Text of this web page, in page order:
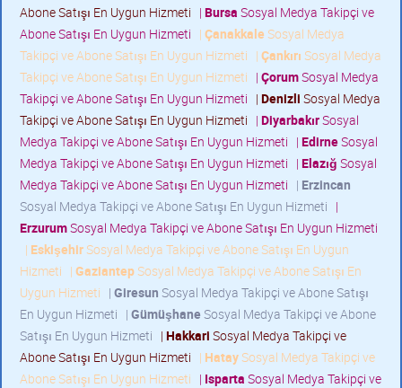
Abone Satışı En Uygun Hizmeti | Bursa Sosyal Medya Takipçi ve
Abone Satışı En Uygun Hizmeti | Çanakkale Sosyal Medya
Takipçi ve Abone Satışı En Uygun Hizmeti | Çankırı Sosyal Medya
Takipçi ve Abone Satışı En Uygun Hizmeti | ÇorumSosyal Medya
Takipçi ve Abone Satışı En Uygun Hizmeti | Denizli Sosyal Medya
Takipçi ve Abone Satışı En Uygun Hizmeti | DiyarbakırSosyal
Medya Takipçi ve Abone Satışı En Uygun Hizmeti | EdirneSosyal
Medya Takipçi ve Abone Satışı En Uygun Hizmeti | Elazığ Sosyal
Medya Takipçi ve Abone Satışı En Uygun Hizmeti | Erzincan
Sosyal Medya Takipçi ve Abone Satışı En Uygun Hizmeti |
ErzurumSosyal Medya Takipçi ve Abone Satışı En Uygun Hizmeti
| EskişehirSosyal Medya Takipçi ve Abone Satışı En Uygun
Hizmeti | GaziantepSosyal Medya Takipçi ve Abone Satışı En
Uygun Hizmeti | Giresun Sosyal Medya Takipçi ve Abone Satışı
En Uygun Hizmeti | Gümüşhane Sosyal Medya Takipçi ve Abone
Satışı En Uygun Hizmeti | Hakkari Sosyal Medya Takipçi ve
Abone Satışı En Uygun Hizmeti | HataySosyal Medya Takipçi ve
Abone Satışı En Uygun Hizmeti | Isparta Sosyal Medya Takipçi ve